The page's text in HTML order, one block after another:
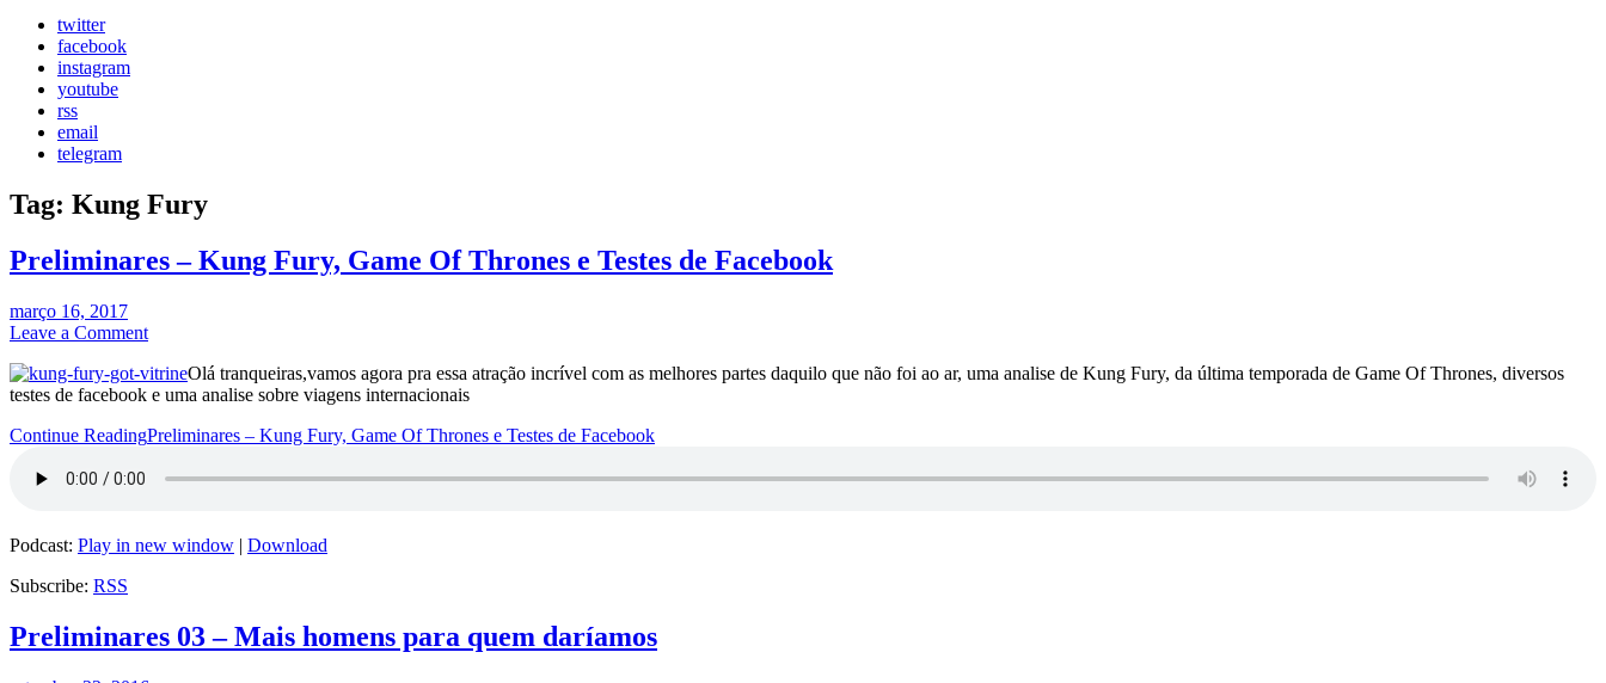
twitter
facebook
instagram
youtube
rss
email
telegram
Tag: Kung Fury
Preliminares – Kung Fury, Game Of Thrones e Testes de Facebook
março 16, 2017
Leave a Comment
Olá tranqueiras,vamos agora pra essa atração incrível com as melhores partes daquilo que não foi ao ar, uma analise de Kung Fury, da última temporada de Game Of Thrones, diversos
testes de facebook e uma analise sobre viagens internacionais
Continue ReadingPreliminares – Kung Fury, Game Of Thrones e Testes de Facebook
Podcast: Play in new window | Download
Subscribe: RSS
Preliminares 03 – Mais homens para quem daríamos